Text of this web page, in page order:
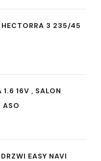
3 235/45
1.6 16V , SALON
ASO
EASY NAVI